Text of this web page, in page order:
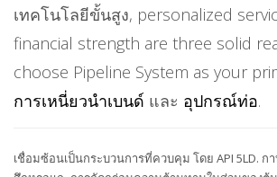
เทคโนโลยีขั้นสูง, personalized
financial strength are three solid
choose Pipeline System as your
การเหนี่ยวนำเบนด์ และ อุปกรณ์ท่อ.
เชื่อมซ้อนเป็นกระบวนการที่ควบคุม โดย API 5LD. ก